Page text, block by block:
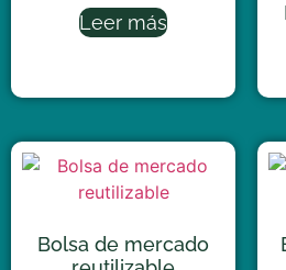
Leer más
Bolsa de mercado